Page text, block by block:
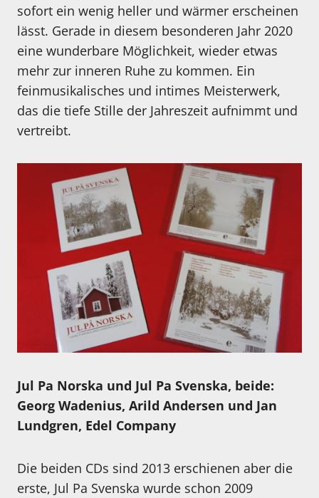
sofort ein wenig heller und wärmer erscheinen
lässt. Gerade in diesem besonderen Jahr 2020
eine wunderbare Möglichkeit, wieder etwas
mehr zur inneren Ruhe zu kommen. Ein
feinmusikalisches und intimes Meisterwerk,
das die tiefe Stille der Jahreszeit aufnimmt und
vertreibt.
Jul Pa Norska und Jul Pa Svenska, beide:
Georg Wadenius, Arild Andersen und Jan
Lundgren, Edel Company
Die beiden CDs sind 2013 erschienen aber die
erste, Jul Pa Svenska wurde schon 2009